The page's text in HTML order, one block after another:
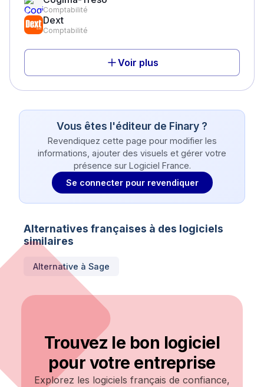
Comptabilité
Dext
Comptabilité
Voir plus
Vous êtes l'éditeur de Finary ?
Revendiquez cette page pour modifier les
informations, ajouter des visuels et gérer votre
présence sur Logiciel France.
Se connecter pour revendiquer
Alternatives françaises à des logiciels
similaires
Alternative à Sage
Trouvez le bon logiciel
pour votre entreprise
Explorez les logiciels français de confiance,